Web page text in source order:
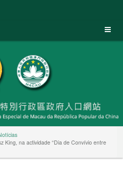
King, na actividade “Dia de Convívio entre